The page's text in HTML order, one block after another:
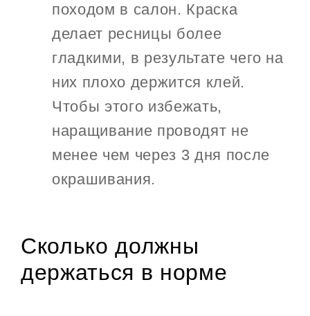
походом в салон. Краска
делает ресницы более
гладкими, в результате чего на
них плохо держится клей.
Чтобы этого избежать,
наращивание проводят не
менее чем через 3 дня после
окрашивания.
Сколько должны
держаться в норме